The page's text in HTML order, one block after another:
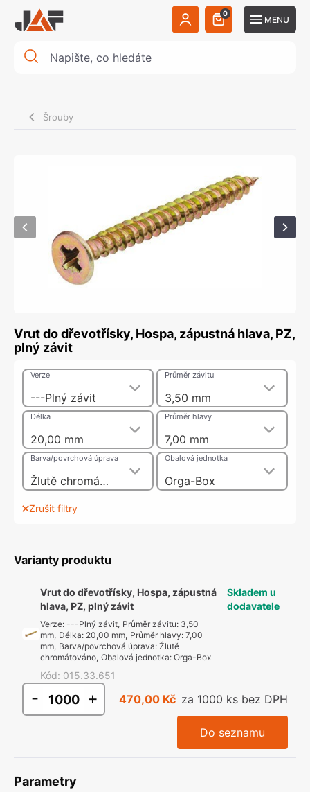
0
MENU
Šrouby
Vrut do dřevotřísky, Hospa, zápustná hlava, PZ,
plný závit
---Plný závit
Verze
3,50 mm
Průměr závitu
20,00 mm
Délka
7,00 mm
Průměr hlavy
Žlutě chromátováno
Barva/povrchová úprava
Orga-Box
Obalová jednotka
Zrušit filtry
Varianty produktu
Vrut do dřevotřísky, Hospa, zápustná
hlava, PZ, plný závit
Verze:---Plný závit, Průměr závitu: 3,50
mm, Délka: 20,00 mm, Průměr hlavy:7,00
mm, Barva/povrchová úprava:Žlutě
chromátováno, Obalová jednotka:Orga-Box
Kód: 015.33.651
Skladem u
dodavatele
- + 470,00 Kč za 1000 ks bez DPH
Do seznamu
Parametry